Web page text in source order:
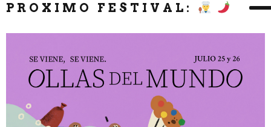
PROXIMO FESTIVAL: